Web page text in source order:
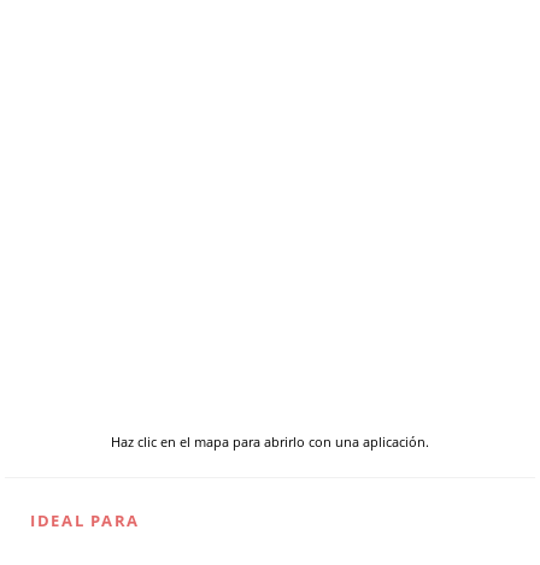
Haz clic en el mapa para abrirlo con una aplicación.
IDEAL PARA